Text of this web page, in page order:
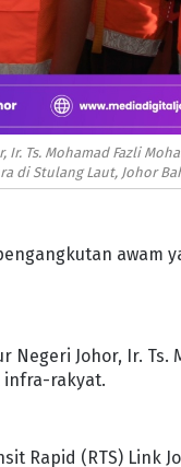
Ts. Mohamad Fazli
di Stulang Laut, Johor
awam
Johor, Ir. Ts.
infra-rakyat.
Rapid (RTS) Link